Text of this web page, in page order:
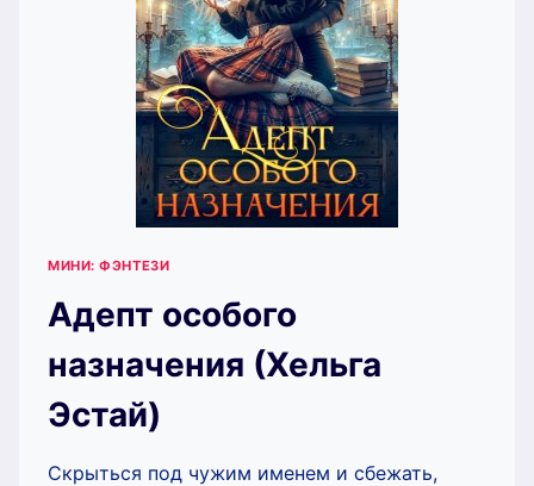
МИНИ: ФЭНТЕЗИ
Адепт особого
назначения (Хельга
Эстай)
Скрыться под чужим именем и сбежать,